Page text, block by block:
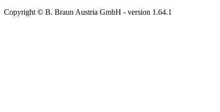
Copyright © B. Braun Austria GmbH - version 1.64.1